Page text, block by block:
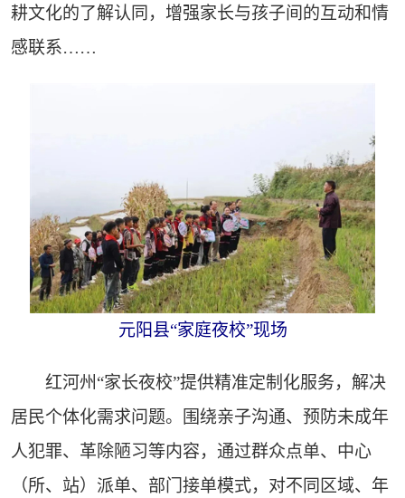
耕文化的了解认同，增强家长与孩子间的互动和情
感联系……
元阳县“家庭夜校”现场
红河州“家长夜校”提供精准定制化服务，解决
居民个体化需求问题。围绕亲子沟通、预防未成年
人犯罪、革除陋习等内容，通过群众点单、中心
（所、站）派单、部门接单模式，对不同区域、年